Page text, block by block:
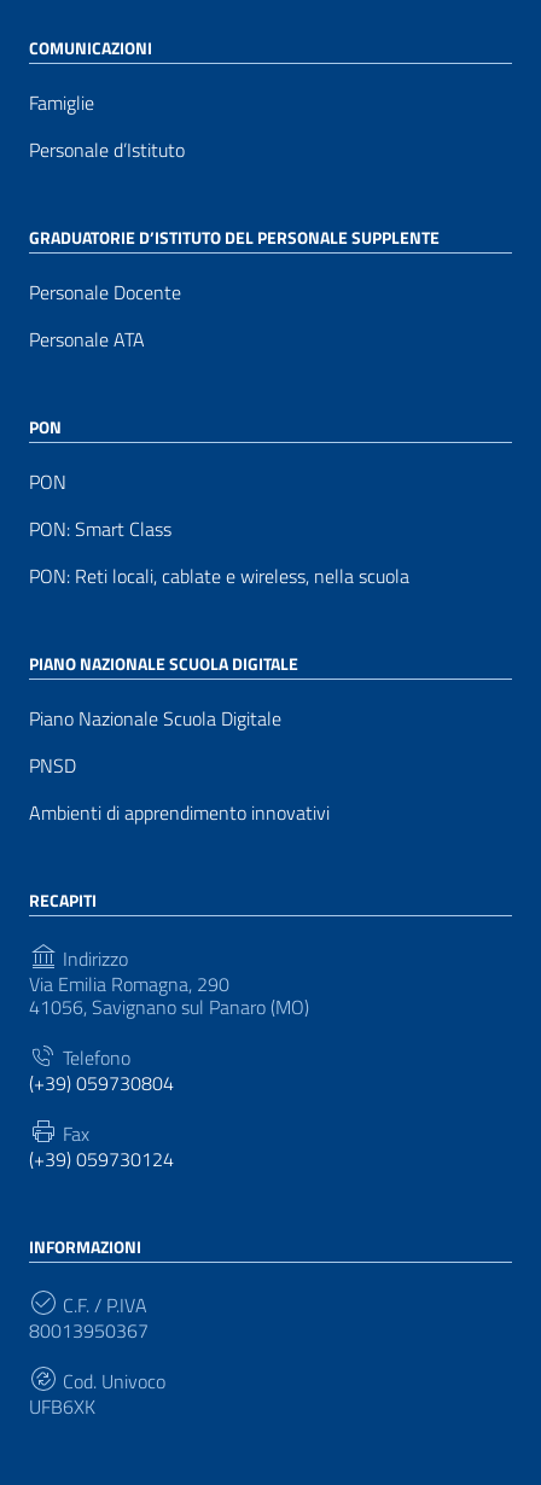
COMUNICAZIONI
Famiglie
Personale d’Istituto
GRADUATORIE D’ISTITUTO DEL PERSONALE SUPPLENTE
Personale Docente
Personale ATA
PON
PON
PON: Smart Class
PON: Reti locali, cablate e wireless, nella scuola
PIANO NAZIONALE SCUOLA DIGITALE
Piano Nazionale Scuola Digitale
PNSD
Ambienti di apprendimento innovativi
RECAPITI
Indirizzo
Via Emilia Romagna, 290
41056, Savignano sul Panaro (MO)
Telefono
(+39) 059730804
Fax
(+39) 059730124
INFORMAZIONI
C.F. / P.IVA
80013950367
Cod. Univoco
UFB6XK